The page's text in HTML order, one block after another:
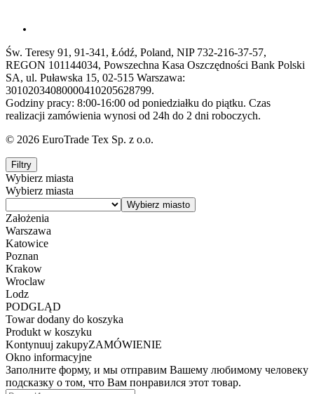
Św. Teresy 91, 91-341, Łódź, Poland, NIP 732-216-37-57,
REGON 101144034, Powszechna Kasa Oszczędności Bank Polski
SA, ul. Puławska 15, 02-515 Warszawa:
30102034080000410205628799.
Godziny pracy: 8:00-16:00 od poniedziałku do piątku. Czas
realizacji zamówienia wynosi od 24h do 2 dni roboczych.
© 2026 EuroTrade Tex Sp. z o.o.
Filtry
Wybierz miasta
Wybierz miasta
Założenia
Warszawa
Katowice
Poznan
Krakow
Wroclaw
Lodz
PODGLĄD
Towar dodany do koszyka
Produkt w koszyku
Kontynuuj zakupyZAMÓWIENIE
Okno informacyjne
Заполните форму, и мы отправим Вашему любимому человеку
подсказку о том, что Вам понравился этот товар.